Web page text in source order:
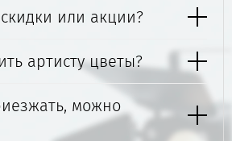
или акции?
артисту цветы?
можно